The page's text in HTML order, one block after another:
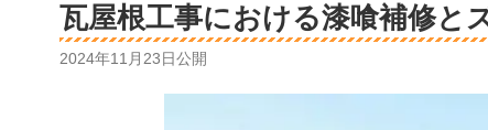
瓦屋根工事における漆喰補修と
2024年11月23日公開